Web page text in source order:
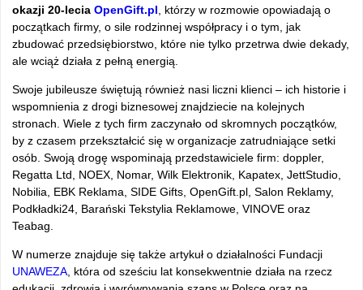
okazji 20-lecia OpenGift.pl , którzy w rozmowie opowiadają o
początkach firmy, o sile rodzinnej współpracy i o tym, jak
zbudować przedsiębiorstwo, które nie tylko przetrwa dwie dekady,
ale wciąż działa z pełną energią.
Swoje jubileusze świętują również nasi liczni klienci – ich historie i
wspomnienia z drogi biznesowej znajdziecie na kolejnych
stronach. Wiele z tych firm zaczynało od skromnych początków,
by z czasem przekształcić się w organizacje zatrudniające setki
osób. Swoją drogę wspominają przedstawiciele firm: doppler,
Regatta Ltd, NOEX, Nomar, Wilk Elektronik, Kapatex, JettStudio,
Nobilia, EBK Reklama, SIDE Gifts, OpenGift.pl, Salon Reklamy,
Podkładki24, Barański Tekstylia Reklamowe, VINOVE oraz
Teabag.
W numerze znajduje się także artykuł o działalności Fundacji
UNAWEZA , która od sześciu lat konsekwentnie działa na rzecz